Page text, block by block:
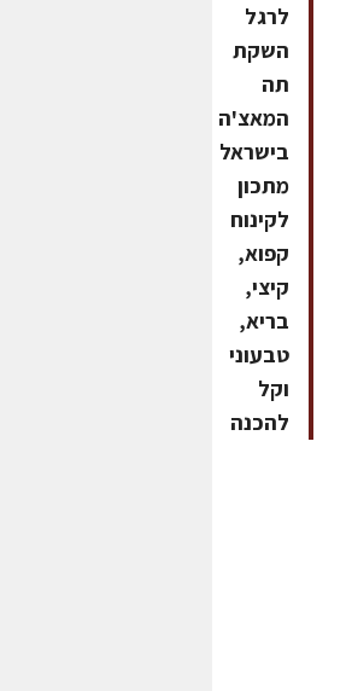
לרגל
השקת
תה
המאצ'ה
בישראל
מתכון
לקינוח
קפוא,
קיצי,
בריא,
טבעוני
וקל
להכנה